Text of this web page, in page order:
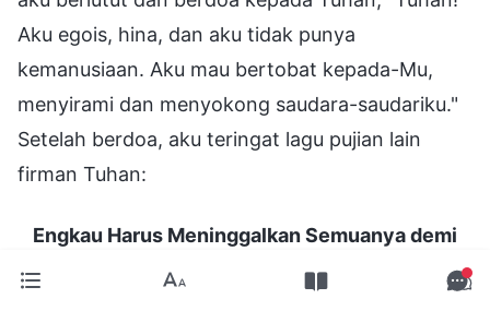
Aku egois, hina, dan aku tidak punya
kemanusiaan. Aku mau bertobat kepada-Mu,
menyirami dan menyokong saudara-saudariku."
Setelah berdoa, aku teringat lagu pujian lain
firman Tuhan:
Engkau Harus Meninggalkan Semuanya demi